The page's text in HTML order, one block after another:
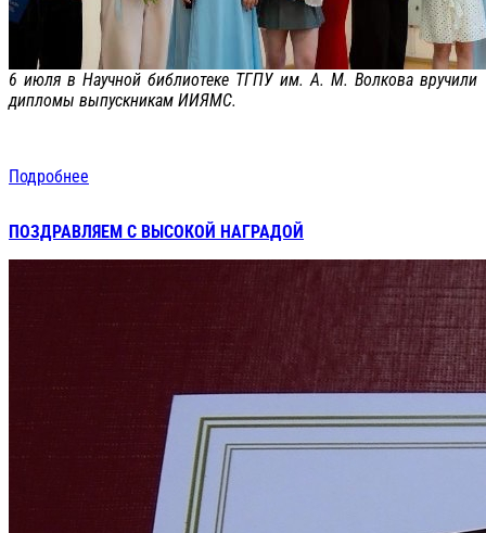
6 июля в Научной библиотеке ТГПУ им. А. М. Волкова вручили
дипломы выпускникам ИИЯМС.
Подробнее
ПОЗДРАВЛЯЕМ С ВЫСОКОЙ НАГРАДОЙ